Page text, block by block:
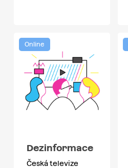
Online
Dezinformace
Česká televize